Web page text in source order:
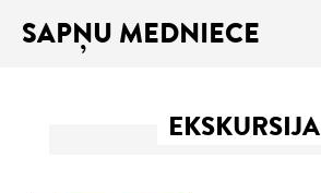
Meklēt:
Sākums
SAPŅU MEDNIECE
EKSKURSIJA